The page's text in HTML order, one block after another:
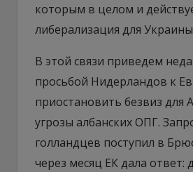
которым в целом и
либерализация для
В этой связи приведем
просьбой Нидерландов к
приостановить безвиз для
угрозы албанских ОПГ.
голландцев поступил в
через месяц ЕК дала ответ: